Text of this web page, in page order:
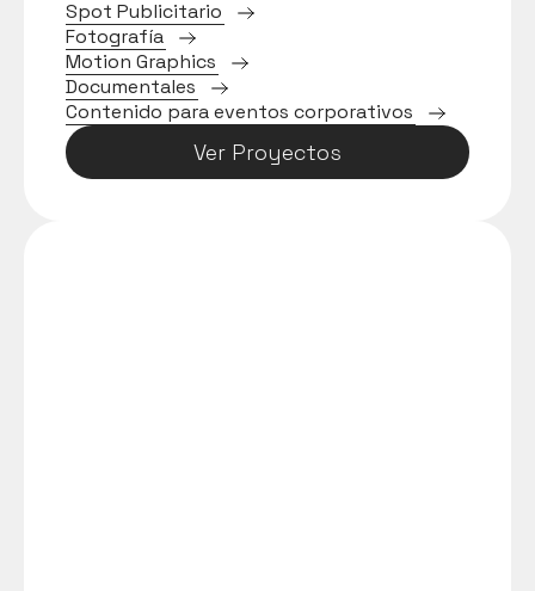
Spot Publicitario
Fotografía
Motion Graphics
Documentales
Contenido paraeventos corporativos
Ver Proyectos